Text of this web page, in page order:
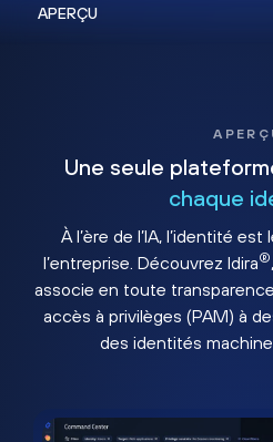
Une seule
chaque
À l’ère de l’IA, l’identité
l’entreprise. Découvrez Idira®
associe en toute
accès à privilèges (PAM) à
des identités